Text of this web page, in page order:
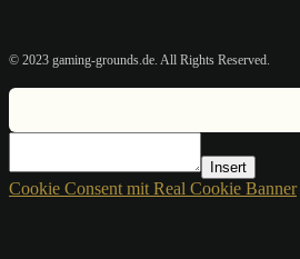
© 2023 gaming-grounds.de. All Rights Reserved.
Insert
Cookie Consent mit Real Cookie Banner